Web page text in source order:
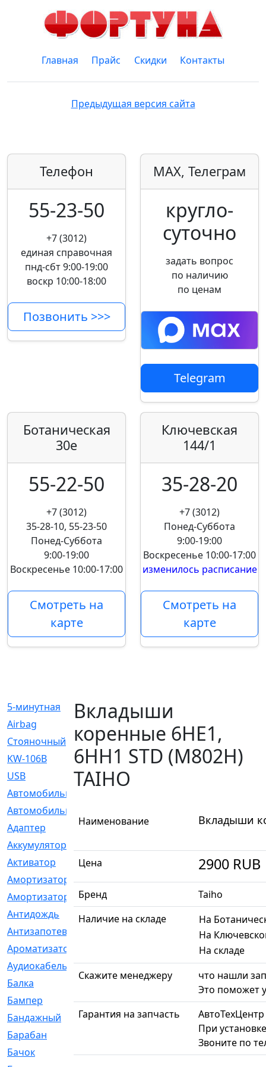
Главная Прайс Скидки Контакты
Предыдущая версия сайта
Телефон
55-23-50
+7 (3012)
единая справочная
пнд-сбт 9:00-19:00
воскр 10:00-18:00
Позвонить >>>
MAX, Телеграм
кругло­
суточно
задать вопрос
по наличию
по ценам
Telegram
Ботаническая
30е
55-22-50
+7 (3012)
35-28-10, 55-23-50
Понед-Суббота
9:00-19:00
Воскресенье 10:00-17:00
Смотреть на
карте
Ключевская
144/1
35-28-20
+7 (3012)
Понед-Суббота
9:00-19:00
Воскресенье 10:00-17:00
изменилось расписание
Смотреть на
карте
5-минутная
[1]
Airbag
[18]
Cтояночный
[1]
KW-106B
USB
[6]
Автомобильное
Автомобильный
Адаптер
[3]
Аккумулятор
Активатор
Амортизатор
[608]
Амортизаторы
Антидождь
[1]
Антизапотеватель
Ароматизатор
Аудиокабель
[2]
Балка
[58]
Бампер
[137]
Бандажный
[6]
Барабан
Бачок
[40]
Вкладыши
коренные 6HE1,
6HH1 STD (M802H)
TAIHO
Наименование Вкладыши
Цена 2900 RUB
Бренд
Taiho
Наличие на складе
На
На
На складе
Скажите менеджеру
что нашли
Это поможет
Гарантия на запчасть
При
Звоните по